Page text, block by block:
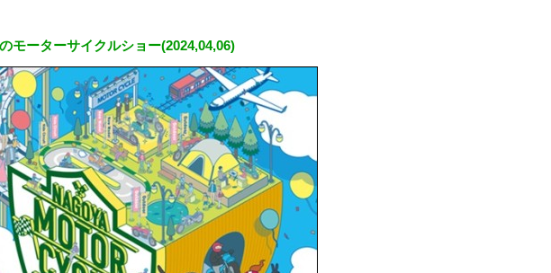
モーターサイクルショー(2024,04,06)